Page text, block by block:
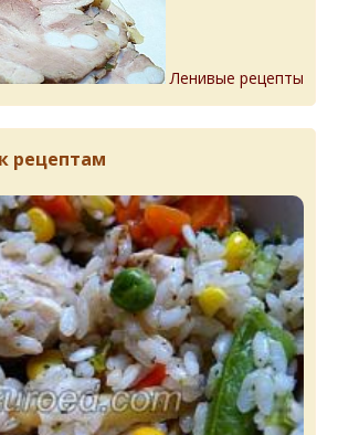
Ленивые рецепты
рецептам